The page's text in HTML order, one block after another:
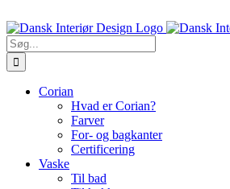
to
content
Søg
efter:
Corian
Hvad er Corian?
Farver
For- og bagkanter
Certificering
Vaske
Til bad